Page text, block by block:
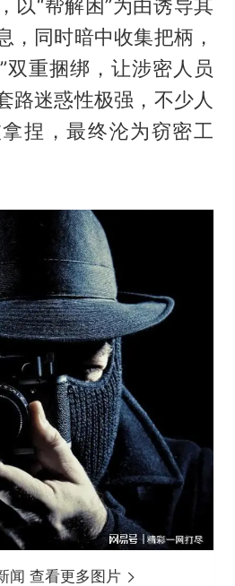
以“帮解困”为由诱导其
，同时暗中收集把柄，
双重捆绑，让涉密人员
路迷惑性极强，不少人
捏，最终沦为窃密工
闻 查看更多图片